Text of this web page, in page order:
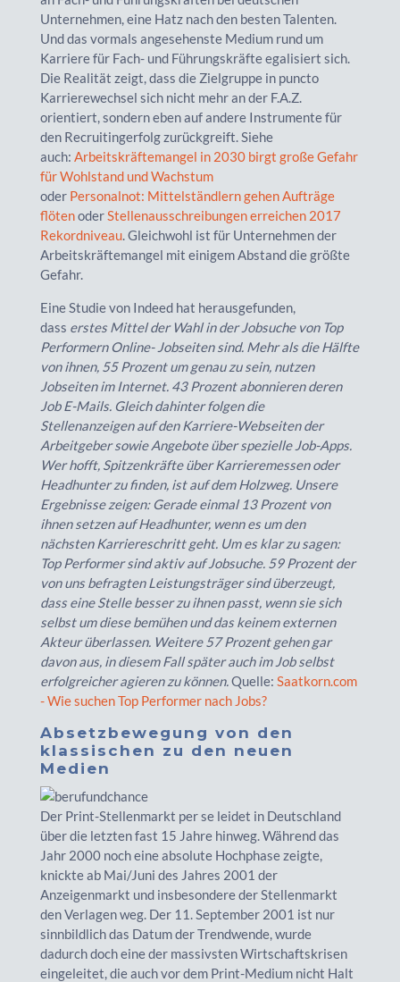
Unternehmen, eine Hatz nach den besten Talenten.
Und das vormals angesehenste Medium rund um
Karriere für Fach- und Führungskräfte egalisiert sich.
Die Realität zeigt, dass die Zielgruppe in puncto
Karrierewechsel sich nicht mehr an der F.A.Z.
orientiert, sondern eben auf andere Instrumente für
den Recruitingerfolg zurückgreift. Siehe
auch: Arbeitskräftemangel in 2030 birgt große Gefahr
für Wohlstand und Wachstum
oder Personalnot: Mittelständlern gehen Aufträge
flötenoderStellenausschreibungen erreichen 2017
Rekordniveau. Gleichwohl ist für Unternehmen der
Arbeitskräftemangel mit einigem Abstand die größte
Gefahr.
Eine Studie von Indeed hat herausgefunden,
dass erstes Mittel der Wahl in der Jobsuche von Top
Performern Online- Jobseiten sind. Mehr als die Hälfte
von ihnen, 55 Prozent um genau zu sein, nutzen
Jobseiten im Internet. 43 Prozent abonnieren deren
Job E-Mails. Gleich dahinter folgen die
Stellenanzeigen auf den Karriere-Webseiten der
Arbeitgeber sowie Angebote über spezielle Job-Apps.
Wer hofft, Spitzenkräfte über Karrieremessen oder
Headhunter zu finden, ist auf dem Holzweg. Unsere
Ergebnisse zeigen: Gerade einmal 13 Prozent von
ihnen setzen auf Headhunter, wenn es um den
nächsten Karriereschritt geht. Um es klar zu sagen:
Top Performer sind aktiv auf Jobsuche. 59 Prozent der
von uns befragten Leistungsträger sind überzeugt,
dass eine Stelle besser zu ihnen passt, wenn sie sich
selbst um diese bemühen und das keinem externen
Akteur überlassen. Weitere 57 Prozent gehen gar
davon aus, in diesem Fall später auch im Job selbst
erfolgreicher agieren zu können.Quelle: Saatkorn.com
- Wie suchen Top Performer nach Jobs?
Absetzbewegung von den
klassischen zu den neuen
Medien
Der Print-Stellenmarkt per se leidet in Deutschland
über die letzten fast 15 Jahre hinweg. Während das
Jahr 2000 noch eine absolute Hochphase zeigte,
knickte ab Mai/Juni des Jahres 2001 der
Anzeigenmarkt und insbesondere der Stellenmarkt
den Verlagen weg. Der 11. September 2001 ist nur
sinnbildlich das Datum der Trendwende, wurde
dadurch doch eine der massivsten Wirtschaftskrisen
eingeleitet, die auch vor dem Print-Medium nicht Halt